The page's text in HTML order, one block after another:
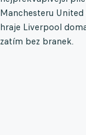
Manchesteru
hraje Liverpool
zatím bez branek.